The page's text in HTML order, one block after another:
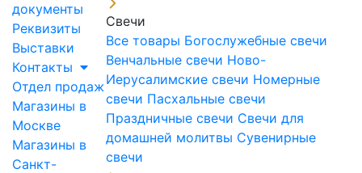
документы
Реквизиты
Выставки
Контакты
Отдел продаж
Магазины в
Москве
Магазины в
Санкт-
Свечи
Все товары Богослужебные свечи
Венчальные свечи Ново-
Иерусалимские свечи Номерные
свечи Пасхальные свечи
Праздничные свечи Свечи для
домашней молитвы Сувенирные
свечи